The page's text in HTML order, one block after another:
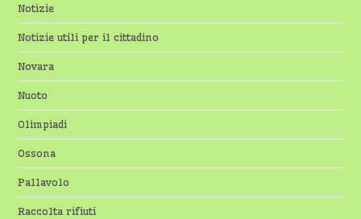
Notizie
Notizie utili per il cittadino
Novara
Nuoto
Olimpiadi
Ossona
Pallavolo
Raccolta rifiuti